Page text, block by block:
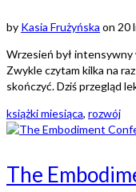
by Kasia Frużyńska on 20
Wrzesień był intensywny
Zwykle czytam kilka na
skończyć. Dziś przegląd
książki miesiąca, rozwój
The